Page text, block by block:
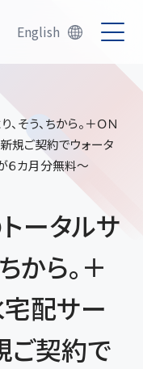
English
そう、ちから。＋ＯＮ
新規ご契約でウォータ
６カ月分無料～
ータルサ
から。＋
宅配サー
ご契約で